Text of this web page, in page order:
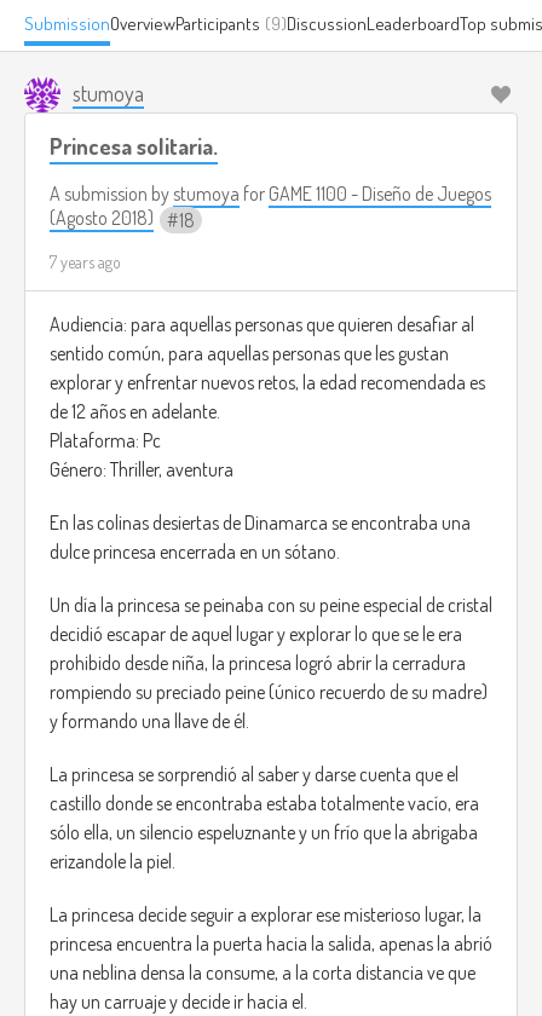
SubmissionOverviewParticipants (9)DiscussionLeaderboardTop
stumoya
Princesa solitaria.
A submission bystumoya for GAME 1100 - Diseño de Juegos
(Agosto 2018)
18
7 years ago
Audiencia: para aquellas personas que quieren desafiar al
sentido común, para aquellas personas que les gustan
explorar y enfrentar nuevos retos, la edad recomendada es
de 12 años en adelante.
Plataforma: Pc
Género: Thriller, aventura
En las colinas desiertas de Dinamarca se encontraba una
dulce princesa encerrada en un sótano.
Un día la princesa se peinaba con su peine especial de cristal
decidió escapar de aquel lugar y explorar lo que se le era
prohibido desde niña, la princesa logró abrir la cerradura
rompiendo su preciado peine (único recuerdo de su madre)
y formando una llave de él.
La princesa se sorprendió al saber y darse cuenta que el
castillo donde se encontraba estaba totalmente vacío, era
sólo ella, un silencio espeluznante y un frío que la abrigaba
erizandole la piel.
La princesa decide seguir a explorar ese misterioso lugar, la
princesa encuentra la puerta hacia la salida, apenas la abrió
una neblina densa la consume, a la corta distancia ve que
hay un carruaje y decide ir hacia el.